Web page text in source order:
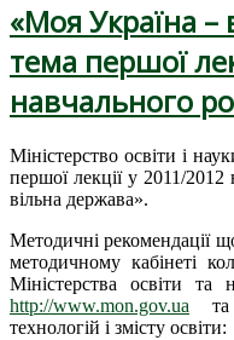
«Моя Україна –
тема першої
навчального
Міністерство освіти і
першої лекції у 2011/
вільна держава».
Методичні рекомендації
методичному кабінеті
Міністерства освіти
http://www.mon.gov.ua та
технологій і змісту освіти: